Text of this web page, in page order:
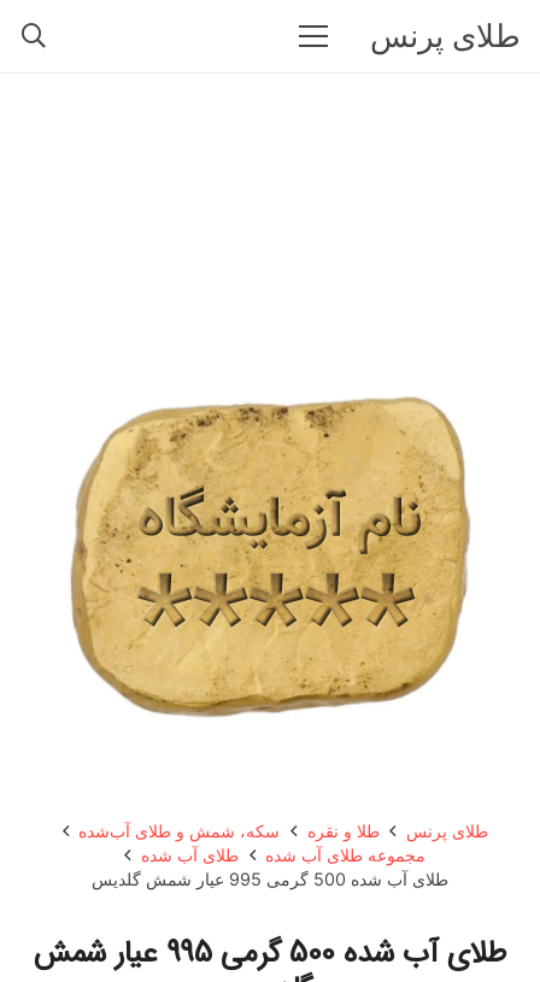
طلای پرنس
طلای پرنس طلا و نقره
سکه، شمش و طلای آب‌شده
مجموعه طلای آب شده
طلای آب شده
طلای آب شده 500 گرمی 995 عیار شمش گلدیس
طلای آب شده 500 گرمی 995 عیار شمش